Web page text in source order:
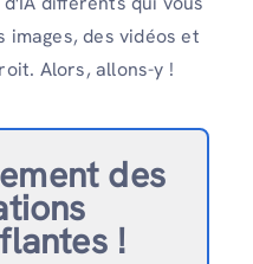
des vidéos et
Alors, allons-y !
des
!